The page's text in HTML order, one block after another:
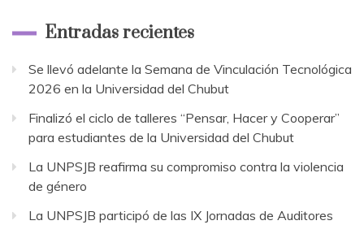
Entradas recientes
Se llevó adelante la Semana de Vinculación Tecnológica
2026 en la Universidad del Chubut
Finalizó el ciclo de talleres “Pensar, Hacer y Cooperar”
para estudiantes de la Universidad del Chubut
La UNPSJB reafirma su compromiso contra la violencia
de género
La UNPSJB participó de las IX Jornadas de Auditores